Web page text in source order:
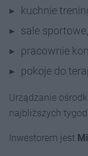
kuchnie
sale sportowe,
pracownie
pokoje do
Urządzanie
najbliższych
Inwestorem jest